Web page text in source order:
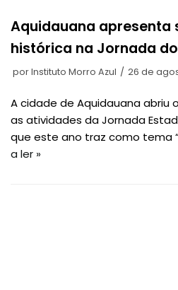
Aquidauana apresenta
histórica na Jornada
porInstituto Morro Azul 26 de
A cidade de Aquidauana abriu
as atividades da Jornada
que este ano traz como tema
a ler »